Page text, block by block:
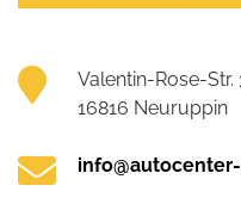
Valentin-Rose-Str.
16816 Neuruppin